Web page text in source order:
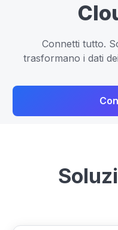
Connetti tutto.
trasformano i dati